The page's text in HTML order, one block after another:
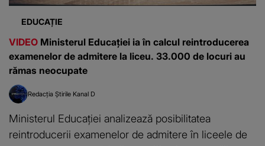
EDUCAȚIE
VIDEO Ministerul Educației ia în calcul reintroducerea
examenelor de admitere la liceu. 33.000 de locuri au
rămas neocupate
Redacția Știrile Kanal D
Ministerul Educației analizează posibilitatea
reintroducerii examenelor de admitere în liceele de